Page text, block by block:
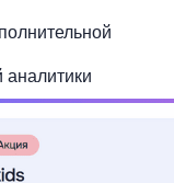
аналитики